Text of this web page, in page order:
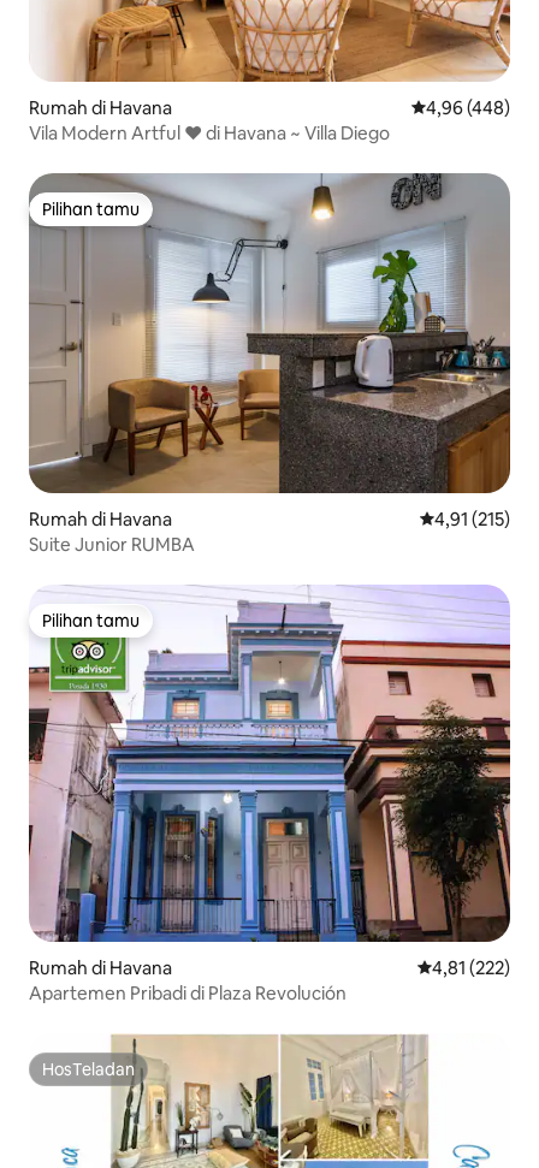
Rumah di Havana Nilai rata-rata
4,96 (448)
Vila Modern Artful ❤️ di Havana ~ Villa Diego
Pilihan tamu
Pilihan tamu
Rumah di Havana Nilai rata-rata
4,91 (215)
Suite Junior RUMBA
Pilihan tamu
Pilihan tamu
Rumah di Havana Nilai rata-rata
4,81 (222)
Apartemen Pribadi di Plaza Revolución
HosTeladan
HosTeladan